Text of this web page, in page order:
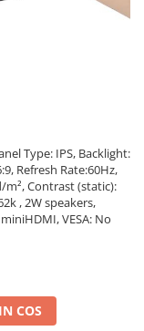
Type: IPS, Backlight:
Refresh Rate:60Hz,
m², Contrast (static):
, 2W speakers,
VESA: No
COS